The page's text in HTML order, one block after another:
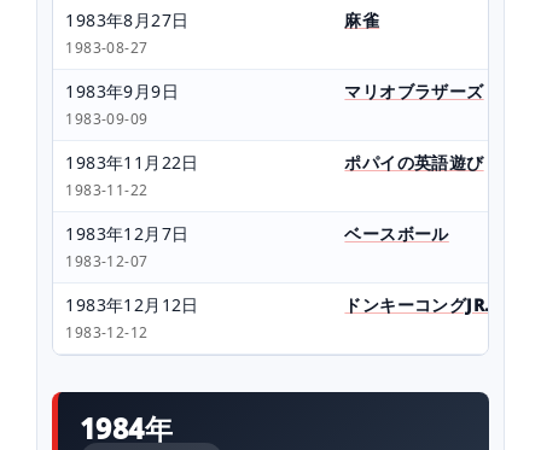
1983年8月27日
1983-08-27
麻雀
1983年9月9日
1983-09-09
マリオブラザーズ
1983年11月22日
1983-11-22
ポパイの英語遊び
1983年12月7日
1983-12-07
ベースボール
1983年12月12日
1983-12-12
ドンキーコングJR.の算
1984年